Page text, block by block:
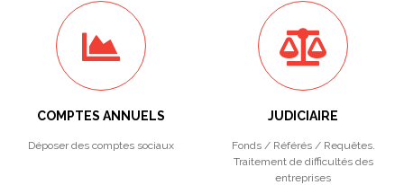
COMPTES ANNUELS
Déposer des comptes sociaux
JUDICIAIRE
Fonds / Référés / Requêtes.
Traitement de difficultés des
entreprises